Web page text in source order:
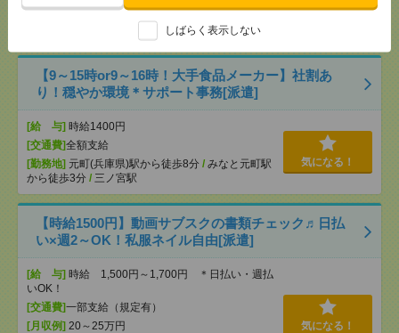
しばらく表示しない
[交通費]交通費全額支給
/ 舞子駅/…
気になる！
【9～15時or9～16時！大手食品メーカー】社割あ
り！穏やか環境＊サポート事務[派遣]
[給 与] 時給1400円
[交通費]全額支給
[勤務地] 元町(兵庫県)駅から徒歩8分 / みなと元町駅
から徒歩3分 / 三ノ宮駅
気になる！
【時給1500円】動画サブスクの書類チェック♬日払
い×週2～OK！私服ネイル自由[派遣]
[給 与] 時給 1,500円～1,700円 ＊日払い・週払
いOK！
[交通費]一部支給（規定有）
[月収例] 20～25万円
気になる！